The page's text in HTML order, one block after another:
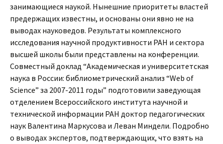
занимающиеся наукой. Нынешние приоритеты властей
предержащих известны, и основаны они явно не на
выводах науковедов. Результаты комплексного
исследования научной продуктивности РАН и сектора
высшей школы были представлены на конференции.
Совместный доклад “Академическая и университетская
наука в России: библиометрический анализ “Web of
Science” за 2007-2011 годы” подготовили заведующая
отделением Всероссийского института научной и
технической информации РАН доктор педагогических
наук Валентина Маркусова и Леван Миндели. Подробно
о выводах экспертов, подтверждающих, что взять на